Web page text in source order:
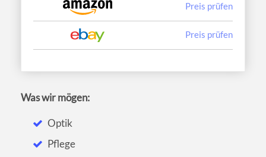
Preis prüfen
Preis prüfen
Was wir mögen:
Optik
Pflege